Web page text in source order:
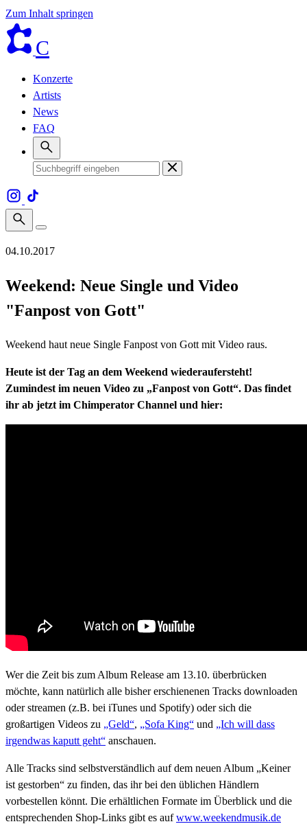
Zum Inhalt springen
C
Konzerte
Artists
News
FAQ
04.10.2017
Weekend: Neue Single und Video
"Fanpost von Gott"
Weekend haut neue Single Fanpost von Gott mit Video raus.
Heute ist der Tag an dem Weekend wiederaufersteht!
Zumindest im neuen Video zu „Fanpost von Gott“. Das findet
ihr ab jetzt im Chimperator Channel und hier:
Wer die Zeit bis zum Album Release am 13.10. überbrücken
möchte, kann natürlich alle bisher erschienenen Tracks downloaden
oder streamen (z.B. bei iTunes und Spotify) oder sich die
großartigen Videos zu „Geld“, „Sofa King“ und „Ich will dass
irgendwas kaputt geht“ anschauen.
Alle Tracks sind selbstverständlich auf dem neuen Album „Keiner
ist gestorben“ zu finden, das ihr bei den üblichen Händlern
vorbestellen könnt. Die erhältlichen Formate im Überblick und die
entsprechenden Shop-Links gibt es aufwww.weekendmusik.de